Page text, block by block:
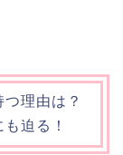
理由は？
迫る！